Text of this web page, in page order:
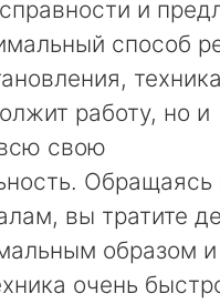
и
способ
работу, но и
свою
Обращаясь
вы тратите
образом
очень